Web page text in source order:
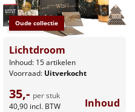
Oude collectie
Lichtdroom
Inhoud: 15 artikelen
Voorraad: Uitverkocht
35,- per stuk
40,90 incl. BTW Inhoud